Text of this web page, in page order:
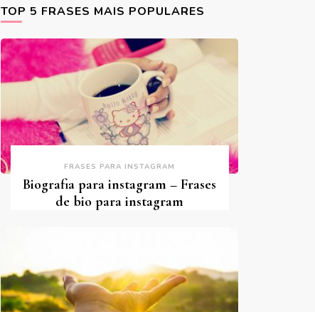
TOP 5 FRASES MAIS POPULARES
FRASES PARA INSTAGRAM
Biografia para instagram – Frases
de bio para instagram